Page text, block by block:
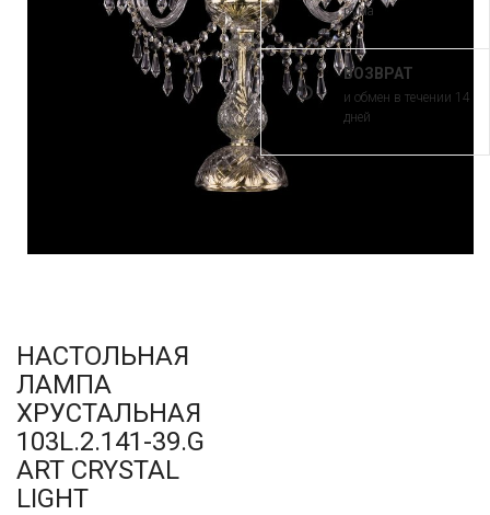
НАСТОЛЬНАЯ
ЛАМПА
ХРУСТАЛЬНАЯ
103L.2.141-39.G
ART CRYSTAL
LIGHT
рума
ВОЗВРАТ
и обмен в течении 14
дней